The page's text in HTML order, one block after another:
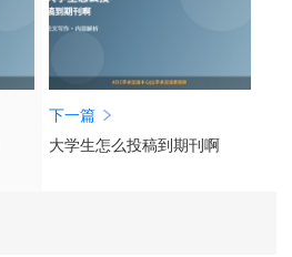
下一篇
大学生怎么投稿到期刊啊